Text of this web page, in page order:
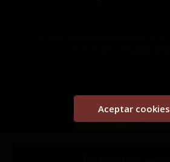
Aceptar cookies